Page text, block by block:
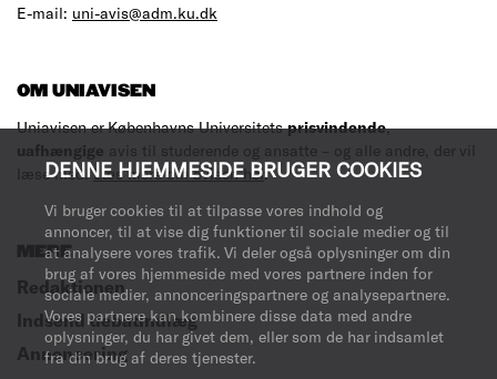
DENNE HJEMMESIDE BRUGER COOKIES
Vi bruger cookies til at tilpasse vores indhold og
annoncer, til at vise dig funktioner til sociale medier og til
at analysere vores trafik. Vi deler også oplysninger om din
brug af vores hjemmeside med vores partnere inden for
sociale medier, annonceringspartnere og analysepartnere.
Vores partnere kan kombinere disse data med andre
oplysninger, du har givet dem, eller som de har indsamlet
fra din brug af deres tjenester.
E-mail: uni-avis@adm.ku.dk
OM UNIAVISEN
Uniavisen er Københavns Universitetsprisvindende,
uafhængige avis til studerende og ansatte – og alle andre, der vil
læse med.Læs mere om avisen her.
MERE
Redaktionen
Indsend debatindlæg
Annoncering